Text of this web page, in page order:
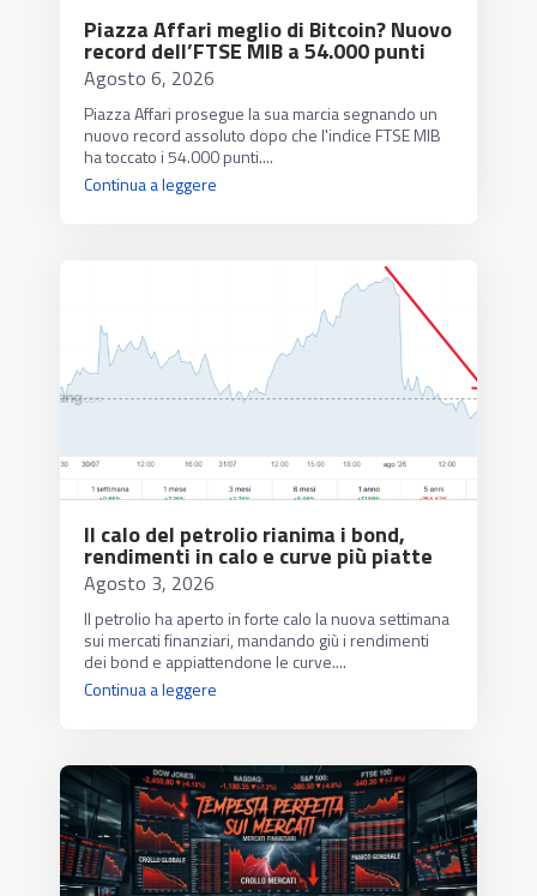
Piazza Affari meglio di Bitcoin? Nuovo
record dell’FTSE MIB a 54.000 punti
Agosto 6, 2026
Piazza Affari prosegue la sua marcia segnando un
nuovo record assoluto dopo che l'indice FTSE MIB
ha toccato i 54.000 punti....
Continua a leggere
Il calo del petrolio rianima i bond,
rendimenti in calo e curve più piatte
Agosto 3, 2026
Il petrolio ha aperto in forte calo la nuova settimana
sui mercati finanziari, mandando giù i rendimenti
dei bond e appiattendone le curve....
Continua a leggere